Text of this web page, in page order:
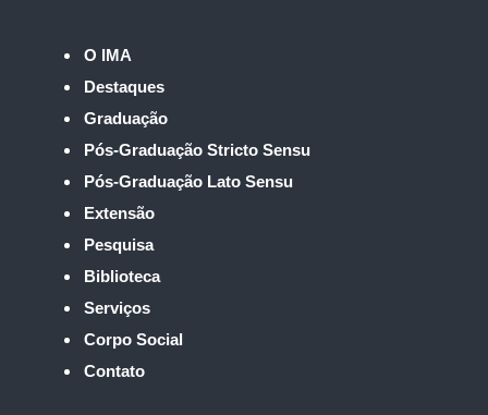
O IMA
Destaques
Graduação
Pós-Graduação Stricto Sensu
Pós-Graduação Lato Sensu
Extensão
Pesquisa
Biblioteca
Serviços
Corpo Social
Contato